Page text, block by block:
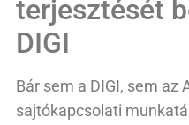
terjesztését
DIGI
Bár sem a DIGI, sem az
sajtókapcsolati